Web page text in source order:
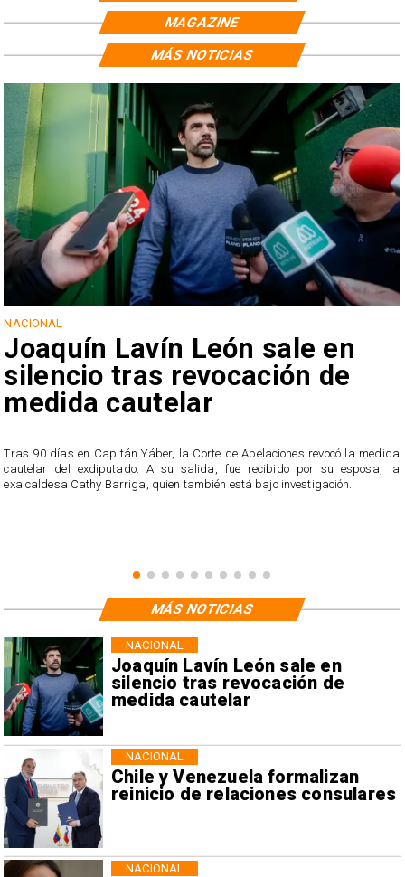
MAGAZINE
NACIONAL
Joaquín Lavín León sale en
silencio tras revocación de
medida cautelar
Tras 90 días en Capitán Yáber, la Corte de Apelaciones revocó la medida
cautelar del exdiputado. A su salida, fue recibido por su esposa, la
exalcaldesa Cathy Barriga, quien también está bajo investigación.
MÁS NOTICIAS
Joaquín Lavín León sale en
silencio tras revocación de
medida cautelar
NACIONAL
Chile y Venezuela formalizan
reinicio de relaciones consulares
NACIONAL
NACIONAL
MÁS NOTICIAS